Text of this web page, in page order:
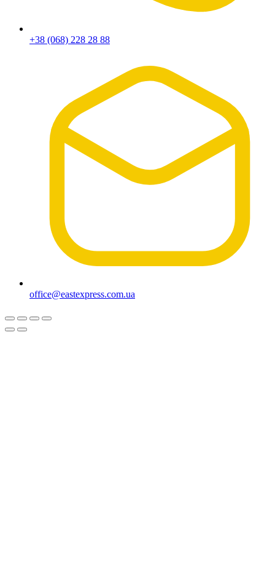
+38 (068) 228 28 88
office@eastexpress.com.ua